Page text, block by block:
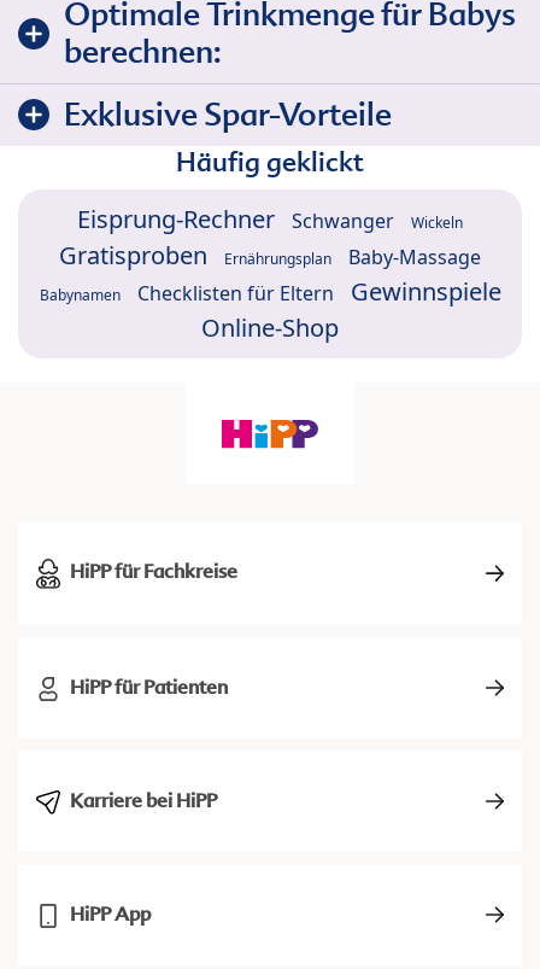
Optimale Trinkmenge für Babys
berechnen:
Exklusive Spar-Vorteile
Häufig geklickt
Eisprung-Rechner Schwanger Wickeln
Gratisproben Ernährungsplan Baby-Massage
Babynamen Checklisten für Eltern
Gewinnspiele
Online-Shop
HiPP für Fachkreise
HiPP für Patienten
Karriere bei HiPP
HiPP App